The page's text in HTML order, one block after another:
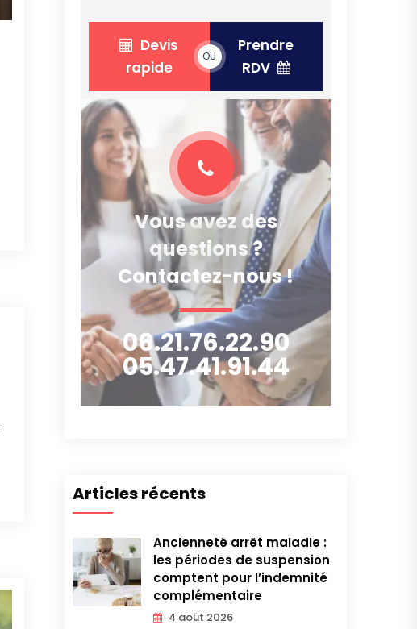
Devis
rapide
OU
Prendre
RDV
Vous avez des
questions ?
Contactez-nous !
06.21.76.22.90
05.47.41.91.44
Articles récents
Ancienneté arrêt maladie :
les périodes de suspension
comptent pour l’indemnité
complémentaire
4 août 2026